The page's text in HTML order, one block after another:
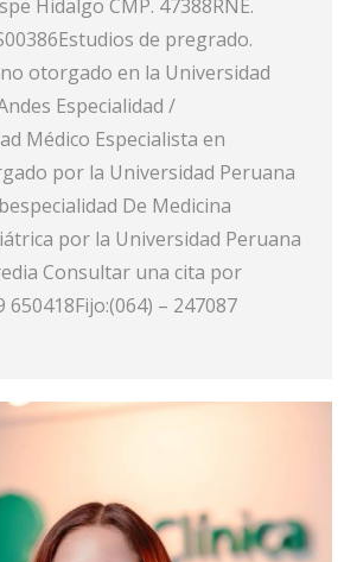
Hidalgo CMP. 47388RNE.
de pregrado.
otorgado en la Universidad
Especialidad /
Médico Especialista en
por la Universidad Peruana
De Medicina
por la Universidad Peruana
Consultar una cita por
650418Fijo:(064) – 247087